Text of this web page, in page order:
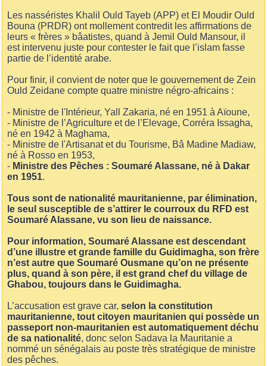
Les nasséristes Khalil Ould Tayeb (APP) et El Moudir Ould
Bouna (PRDR) ont mollement contredit les affirmations de
leurs « frères » bâatistes, quand à Jemil Ould Mansour, il
est intervenu juste pour contester le fait que l’islam fasse
partie de l’identité arabe.
Pour finir, il convient de noter que le gouvernement de Zein
Ould Zeidane compte quatre ministre négro-africains :
- Ministre de l'Intérieur, Yall Zakaria, né en 1951 à Aïoune,
- Ministre de l’Agriculture et de l’Elevage, Corréra Issagha,
né en 1942 à Maghama,
- Ministre de l'Artisanat et du Tourisme, Bâ Madine Madiaw,
né à Rosso en 1953,
- Ministre des Pêches : Soumaré Alassane, né à Dakar
en 1951.
Tous sont de nationalité mauritanienne, par élimination,
le seul susceptible de s’attirer le courroux du RFD est
Soumaré Alassane, vu son lieu de naissance.
Pour information, Soumaré Alassane est descendant
d’une illustre et grande famille du Guidimagha, son frère
n’est autre que Soumaré Ousmane qu’on ne présente
plus, quand à son père, il est grand chef du village de
Ghabou, toujours dans le Guidimagha.
L’accusation est grave car, selon la constitution
mauritanienne, tout citoyen mauritanien qui possède un
passeport non-mauritanien est automatiquement déchu
de sa nationalité, donc selon Sadava la Mauritanie a
nommé un sénégalais au poste très stratégique de ministre
des pêches.